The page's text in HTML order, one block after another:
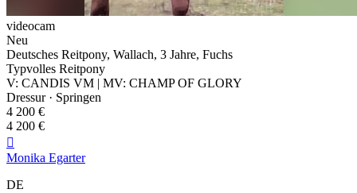
videocam
Neu
Deutsches Reitpony, Wallach, 3 Jahre, Fuchs
Typvolles Reitpony
V: CANDIS VM | MV: CHAMP OF GLORY
Dressur · Springen
4 200 €
4 200 €

Monika Egarter
DE